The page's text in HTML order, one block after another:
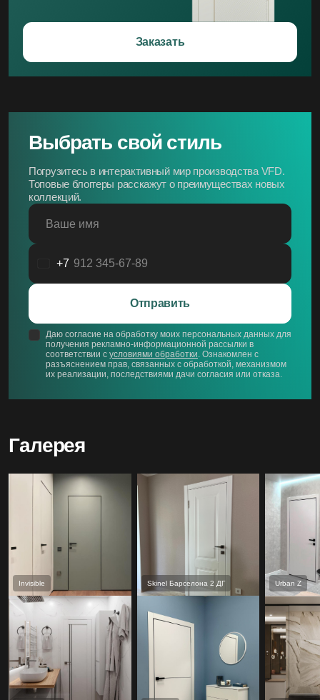
Заказать
Выбрать свой стиль
Погрузитесь в интерактивный мир производства VFD.
Топовые блоггеры расскажут о преимуществах новых
коллекций.
Ваше имя
Россия
+7
Отправить
Даю согласие на обработку моих персональных данных для
получения рекламно-информационной рассылки в
соответствии с условиями обработки . Ознакомлен с
разъяснением прав, связанных с обработкой, механизмом
их реализации, последствиями дачи согласия или отказа.
Галерея
Invisible Skinel Барселона 2 ДГ Urban Z